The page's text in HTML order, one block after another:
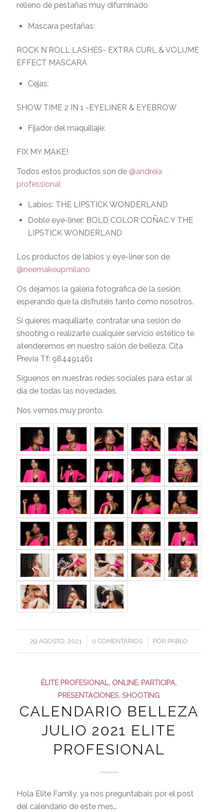
relleno de pestañas muy difuminado
Mascara pestañas:
ROCK N`ROLL LASHES- EXTRA CURL & VOLUME
EFFECT MASCARA
Cejas:
SHOW TIME 2 IN 1 -EYELINER & EYEBROW
Fijador del maquillaje:
FIX MY MAKE!
Todos estos productos son de @andreia
professional
Labios: THE LIPSTICK WONDERLAND
Doble eye-liner: BOLD COLOR COÑAC Y THE
LIPSTICK WONDERLAND
Los productos de labios y eye-liner son de
@neemakeupmilano
Os dejamos la galería fotográfica de la sesión,
esperando que la disfrutéis tanto como nosotros.
Si quieres maquillarte, contratar una sesión de
shooting o realizarte cualquier servicio estético te
atenderemos en nuestro salón de belleza. Cita
Previa Tf: 984491461
Síguenos en nuestras redes sociales para estar al
día de todas las novedades.
Nos vemos muy pronto.
29 AGOSTO, 2021
/ 0 COMENTARIOS
/ POR PABLO
ÉLITE PROFESIONAL, ONLINE, PARTICIPA,
PRESENTACIONES,SHOOTING
CALENDARIO BELLEZA
JULIO 2021 ELITE
PROFESIONAL
Hola Elite Family, ya nos preguntabais por el post
del calendario de este mes…